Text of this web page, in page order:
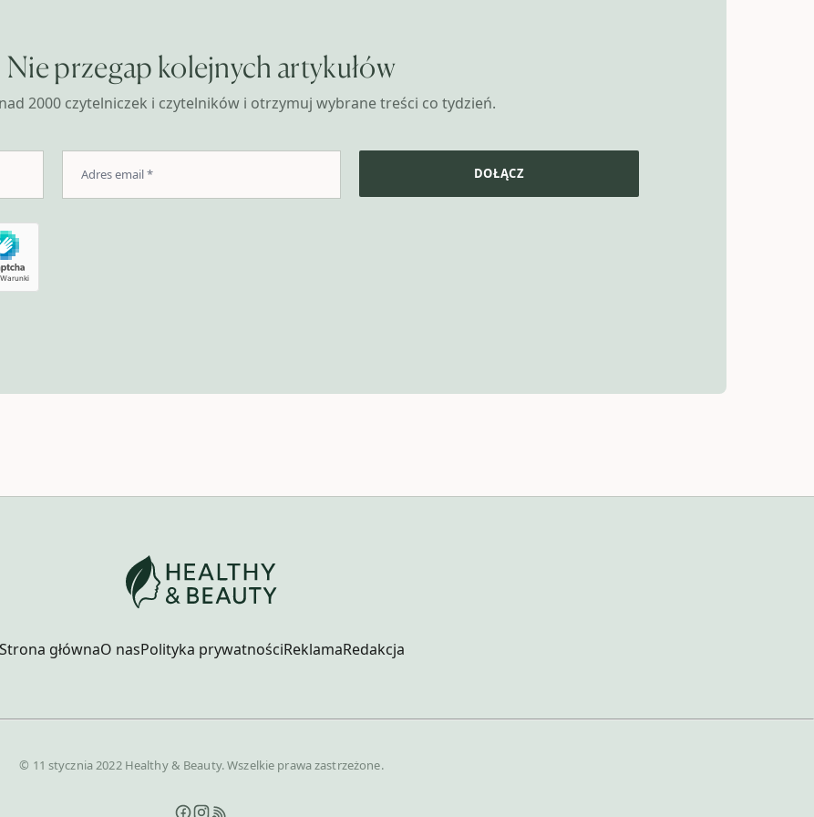
Nie przegap kolejnych artykułów
2000 czytelniczek i czytelników i otrzymuj wybrane treści co tydzień.
Strona głównaO nasPolityka prywatnościReklamaRedakcja
© 11 stycznia 2022 Healthy & Beauty. Wszelkie prawa zastrzeżone.